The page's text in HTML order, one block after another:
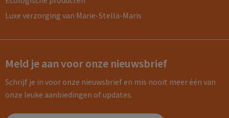
Luxe verzorging van Marie-Stella-Maris
Meld je aan voor onze nieuwsbrief
Schrijf je in voor onze nieuwsbrief en mis nooit meer één van
onze leuke aanbiedingen of updates.